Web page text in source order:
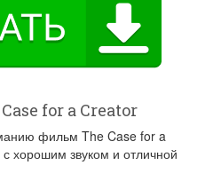
for a Creator
фильм The Case for a
хорошим звуком и отличной